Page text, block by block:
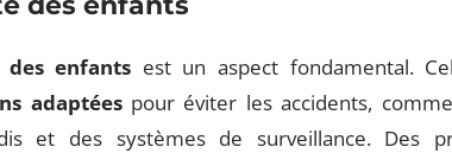
des enfants est un aspect fondamental.
adaptéespour éviter les accidents,
et des systèmes de surveillance. Des